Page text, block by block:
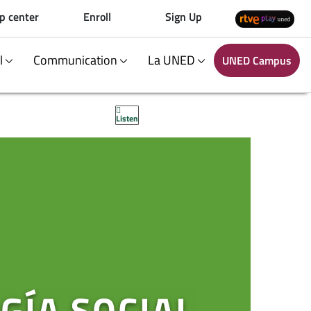
center Enroll Sign Up
Communication La UNED UNED Campus
Listen